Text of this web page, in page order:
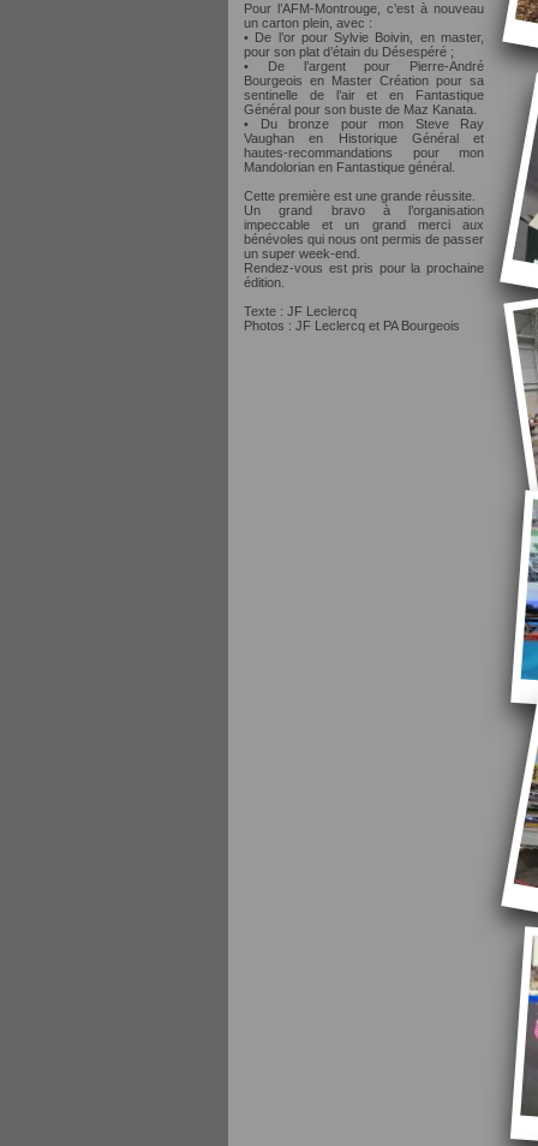
Pour l’AFM-Montrouge, c’est à nouveau
un carton plein, avec :
• De l’or pour Sylvie Boivin, en master,
pour son plat d’étain du Désespéré ;
• De l’argent pour Pierre-André
Bourgeois en Master Création pour sa
sentinelle de l’air et en Fantastique
Général pour son buste de Maz Kanata.
• Du bronze pour mon Steve Ray
Vaughan en Historique Général et
hautes-recommandations pour mon
Mandolorian en Fantastique général.
Cette première est une grande réussite.
Un grand bravo à l’organisation
impeccable et un grand merci aux
bénévoles qui nous ont permis de passer
un super week-end.
Rendez-vous est pris pour la prochaine
édition.
Texte : JF Leclercq
Photos : JF Leclercq et PA Bourgeois